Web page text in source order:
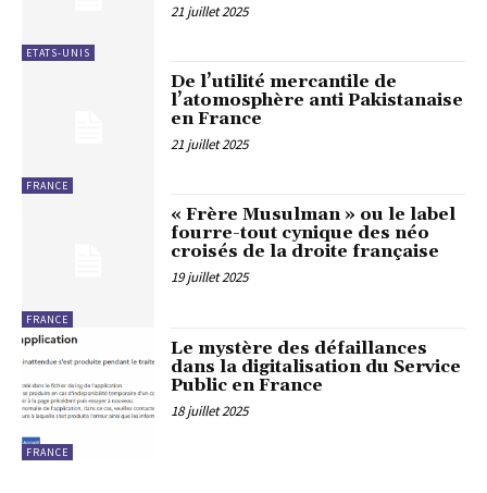
ETATS-UNIS
21 juillet 2025
FRANCE
De l’utilité mercantile de
l’atomosphère anti Pakistanaise
en France
21 juillet 2025
FRANCE
« Frère Musulman » ou le label
fourre-tout cynique des néo
croisés de la droite française
19 juillet 2025
FRANCE
Le mystère des défaillances
dans la digitalisation du Service
Public en France
18 juillet 2025